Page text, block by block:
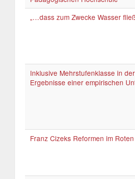
„…dass zum Zwecke Wasser
Inklusive Mehrstufenklasse in
Ergebnisse einer empirischen
Franz Cizeks Reformen im